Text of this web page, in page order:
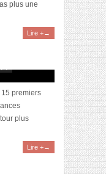
plus une
Lire +→
: les
premiers
plus
Lire +→
: le moral en